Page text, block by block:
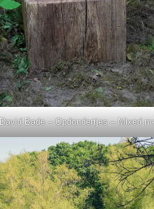
David Bade – Opdondertjes – Mixed